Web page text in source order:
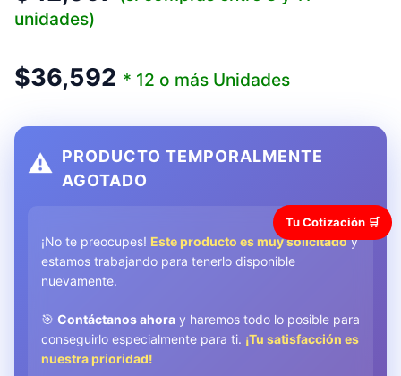
unidades)
$36,592 * 12 o más Unidades
⚠️ PRODUCTO TEMPORALMENTE
AGOTADO
¡No te preocupes! Este producto es muy solicitadoy
estamos trabajando para tenerlo disponible
nuevamente.
🎯 Contáctanos ahora y haremos todo lo posible para
conseguirlo especialmente para ti. ¡Tu satisfacción es
nuestra prioridad!
Tu Cotización 🛒